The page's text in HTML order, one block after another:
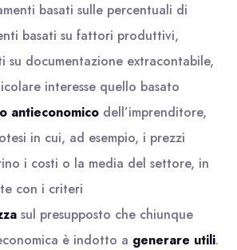
basati sulle percentuali di
basati su fattori produttivi,
su documentazione extracontabile,
interesse quello basato
antieconomico dell’imprenditore,
in cui, ad esempio, i prezzi
i costi o la media del settore, in
con i criteri
sul presupposto che chiunque
è indotto a generare utili.